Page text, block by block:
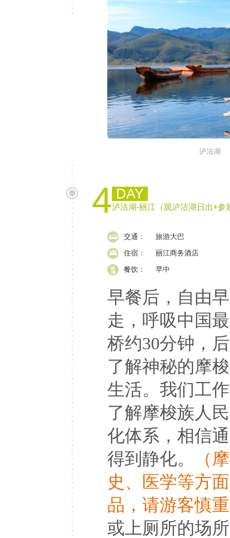
泸沽湖
4 DAY
泸沽湖-丽江（观泸沽湖日出+参
交通： 旅游大巴
住宿： 丽江商务酒店
餐饮： 早中
早餐后，自由
走，呼吸中国
桥约30分钟，
了解神秘的摩
生活。我们工
了解摩梭族人
化体系，相信
得到静化。
（
史、医学等方
品，请游客慎
或上厕所的场